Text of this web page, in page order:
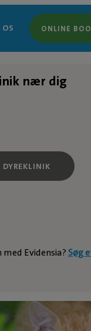
ONLINE
nær dig
DYREKLINIK
Evidensia?Søg